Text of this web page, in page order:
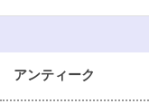
アンティーク